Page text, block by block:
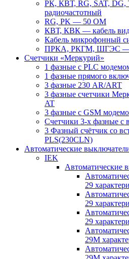
РК, КВТ, RG, SAT, DG,
радиочастотный
RG, PK ― 50 ОМ
КВТ, КВК ― кабель
Кабель микрофонный
ПРКА, РКГМ, ШГЭС ―
Счетчики «Меркурий»
1 фазные с PLC
1 фазные прямого
3 фазные 230 AR/ART
3 фазные счетчики
AT
3 фазные с GSM
Счетчики 3-х фазные с
3 Фазный счётчик со
PLS(230CLN)
Автоматические
IEK
Автоматические
29
29
29
29M